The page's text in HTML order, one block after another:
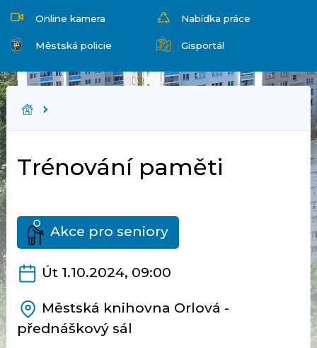
Online kamera Nabídka práce
Městská policie Gisportál
Trénování paměti
Akce pro seniory
Út 1.10.2024, 09:00
Městská knihovna Orlová -
přednáškový sál